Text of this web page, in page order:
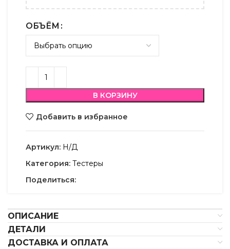
ОБЪЁМ
В КОРЗИНУ
Добавить в избранное
Артикул: Н/Д
Категория: Тестеры
Поделиться:
ОПИСАНИЕ
ДЕТАЛИ
ДОСТАВКА И ОПЛАТА